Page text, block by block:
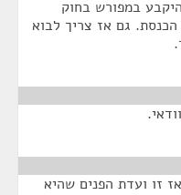
במפורש בחוק
גם אז צריך לבוא
זו ועדת הפנים שהיא